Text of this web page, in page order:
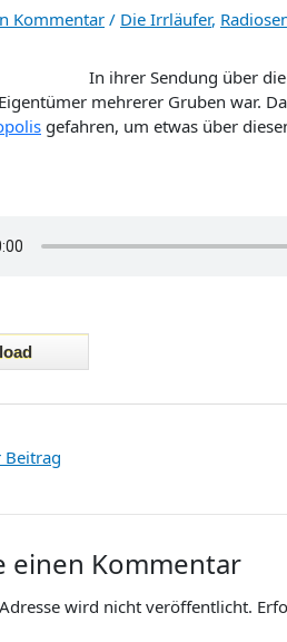
Kommentar / Die Irrläufer,
In ihrer Sendung über
mehrerer Gruben war.
gefahren, um etwas über
Beitrag
einen Kommentar
wird nicht veröffentlicht.